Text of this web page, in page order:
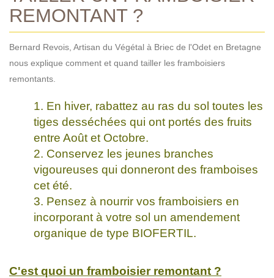
REMONTANT ?
Bernard Revois, Artisan du Végétal à Briec de l'Odet en Bretagne
nous explique comment et quand tailler les framboisiers
remontants.
En hiver, rabattez au ras du sol toutes les
tiges desséchées qui ont portés des fruits
entre Août et Octobre.
Conservez les jeunes branches
vigoureuses qui donneront des framboises
cet été.
Pensez à nourrir vos framboisiers en
incorporant à votre sol un amendement
organique de type BIOFERTIL.
C'est quoi un framboisier remontant ?